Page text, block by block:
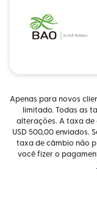
Apenas para novos
limitado. Todas as
alterações. A taxa de
USD 500,00 enviados.
taxa de câmbio não
você fizer o